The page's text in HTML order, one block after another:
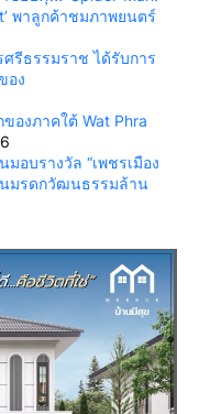
พาลูกค้าชมภาพยนตร์
รีธรรมราช ได้รับการ
อง
องภาคใต้ Wat Phra
อบรางวัล “เพชรเมือง
มรดกวัฒนธรรมล้าน